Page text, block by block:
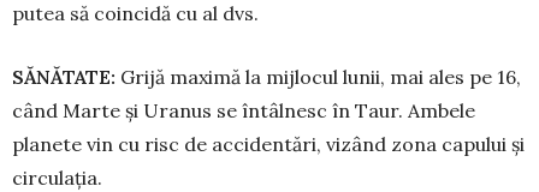
putea să coincidă cu al dvs.
SĂNĂTATE: Grijă maximă la mijlocul lunii, mai ales pe 16,
când Marte și Uranus se întâlnesc în Taur. Ambele
planete vin cu risc de acciden­tări, vizând zona capului și
circulația.